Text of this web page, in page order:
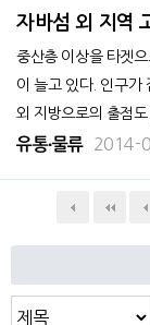
재고가 모두 소진된
자바섬 외 지역
커져
중산층 이상을 타겟
이 늘고 있다. 인구가
외 지방으로의 출점도 활발
에 따르면 유통업체
(LOKA)’를 서부자바
유통∙물류 2014-